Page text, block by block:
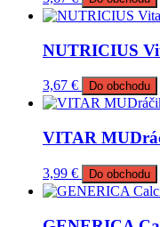
NUTRICIUS
3,67 € Do obchodu
VITAR
3,99 € Do obchodu